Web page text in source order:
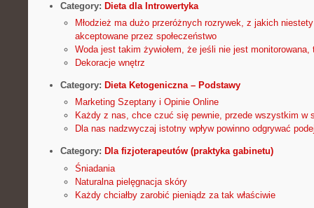
Category: Dieta dla Introwertyka
Młodzież ma dużo przeróżnych rozrywek, z jakich
akceptowane przez społeczeństwo
Woda jest takim żywiołem, że jeśli nie jest
Dekoracje wnętrz
Category: Dieta Ketogeniczna – Podstawy
Marketing Szeptany i Opinie Online
Każdy z nas, chce czuć się pewnie, przede wszystkim w
Dla nas nadzwyczaj istotny wpływ powinno odgrywać
Category: Dla fizjoterapeutów (praktyka gabinetu)
Śniadania
Naturalna pielęgnacja skóry
Każdy chciałby zarobić pieniądz za tak właściwie